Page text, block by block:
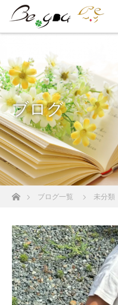
ブログ
ホームブログ一覧 未分類